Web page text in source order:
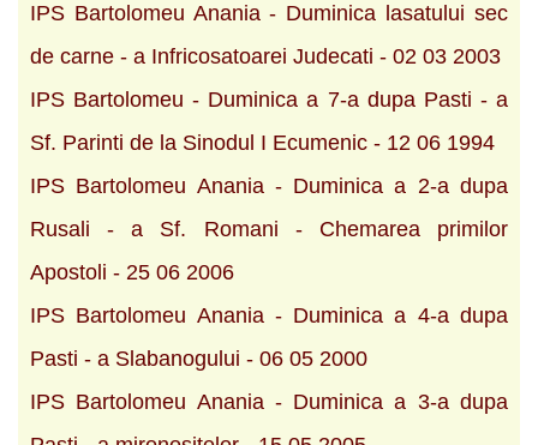
IPS Bartolomeu Anania - Duminica lasatului sec
de carne - a Infricosatoarei Judecati - 02 03 2003
IPS Bartolomeu - Duminica a 7-a dupa Pasti - a
Sf. Parinti de la Sinodul I Ecumenic - 12 06 1994
IPS Bartolomeu Anania - Duminica a 2-a dupa
Rusali - a Sf. Romani - Chemarea primilor
Apostoli - 25 06 2006
IPS Bartolomeu Anania - Duminica a 4-a dupa
Pasti - a Slabanogului - 06 05 2000
IPS Bartolomeu Anania - Duminica a 3-a dupa